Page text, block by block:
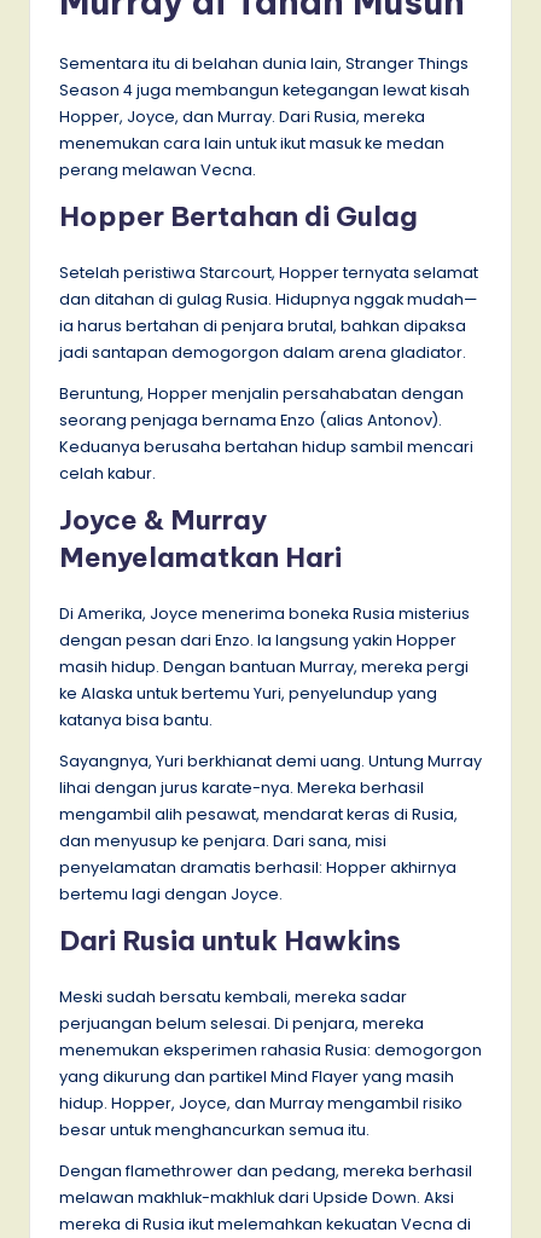
Sementara itu di belahan dunia lain, Stranger Things
Season 4 juga membangun ketegangan lewat kisah
Hopper, Joyce, dan Murray. Dari Rusia, mereka
menemukan cara lain untuk ikut masuk ke medan
perang melawan Vecna.
Hopper Bertahan di Gulag
Setelah peristiwa Starcourt, Hopper ternyata selamat
dan ditahan di gulag Rusia. Hidupnya nggak mudah—
ia harus bertahan di penjara brutal, bahkan dipaksa
jadi santapan demogorgon dalam arena gladiator.
Beruntung, Hopper menjalin persahabatan dengan
seorang penjaga bernama Enzo (alias Antonov).
Keduanya berusaha bertahan hidup sambil mencari
celah kabur.
Joyce & Murray
Menyelamatkan Hari
Di Amerika, Joyce menerima boneka Rusia misterius
dengan pesan dari Enzo. Ia langsung yakin Hopper
masih hidup. Dengan bantuan Murray, mereka pergi
ke Alaska untuk bertemu Yuri, penyelundup yang
katanya bisa bantu.
Sayangnya, Yuri berkhianat demi uang. Untung Murray
lihai dengan jurus karate-nya. Mereka berhasil
mengambil alih pesawat, mendarat keras di Rusia,
dan menyusup ke penjara. Dari sana, misi
penyelamatan dramatis berhasil: Hopper akhirnya
bertemu lagi dengan Joyce.
Dari Rusia untuk Hawkins
Meski sudah bersatu kembali, mereka sadar
perjuangan belum selesai. Di penjara, mereka
menemukan eksperimen rahasia Rusia: demogorgon
yang dikurung dan partikel Mind Flayer yang masih
hidup. Hopper, Joyce, dan Murray mengambil risiko
besar untuk menghancurkan semua itu.
Dengan flamethrower dan pedang, mereka berhasil
melawan makhluk-makhluk dari Upside Down. Aksi
mereka di Rusia ikut melemahkan kekuatan Vecna di